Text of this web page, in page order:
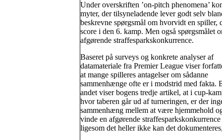
Under overskriften ’on-pitch phenomena’
myter, der tilsyneladende lever godt selv
beskrevne spørgsmål om hvorvidt en spiller,
score i den 6. kamp. Men også spørgsmålet
afgørende straffesparkskonkurrence.
Baseret på surveys og konkrete analyser af
datamateriale fra Premier League viser
at mange spilleres antagelser om sådanne
sammenhænge ofte er i modstrid med fakta.
andet viser bogens tredje artikel, at i cup-
hvor taberen går ud af turneringen, er der
sammenhæng mellem at være hjemmehold
vinde en afgørende straffesparkskonkurrence
ligesom det heller ikke kan det